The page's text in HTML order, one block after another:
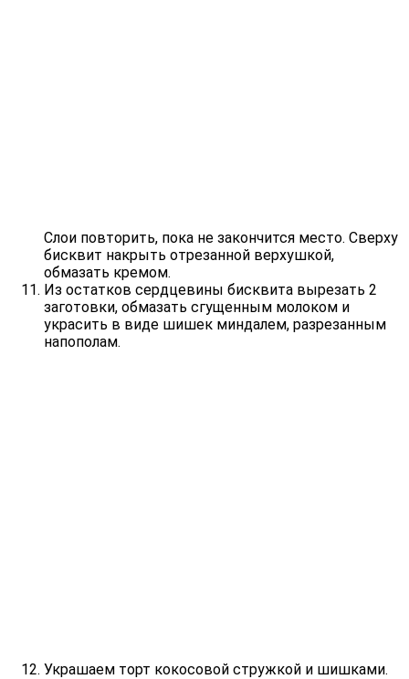
Слои повторить, пока не закончится место. Сверху
бисквит накрыть отрезанной верхушкой,
обмазать кремом.
Из остатков сердцевины бисквита вырезать 2
заготовки, обмазать сгущенным молоком и
украсить в виде шишек миндалем, разрезанным
напополам.
Украшаем торт кокосовой стружкой и шишками.